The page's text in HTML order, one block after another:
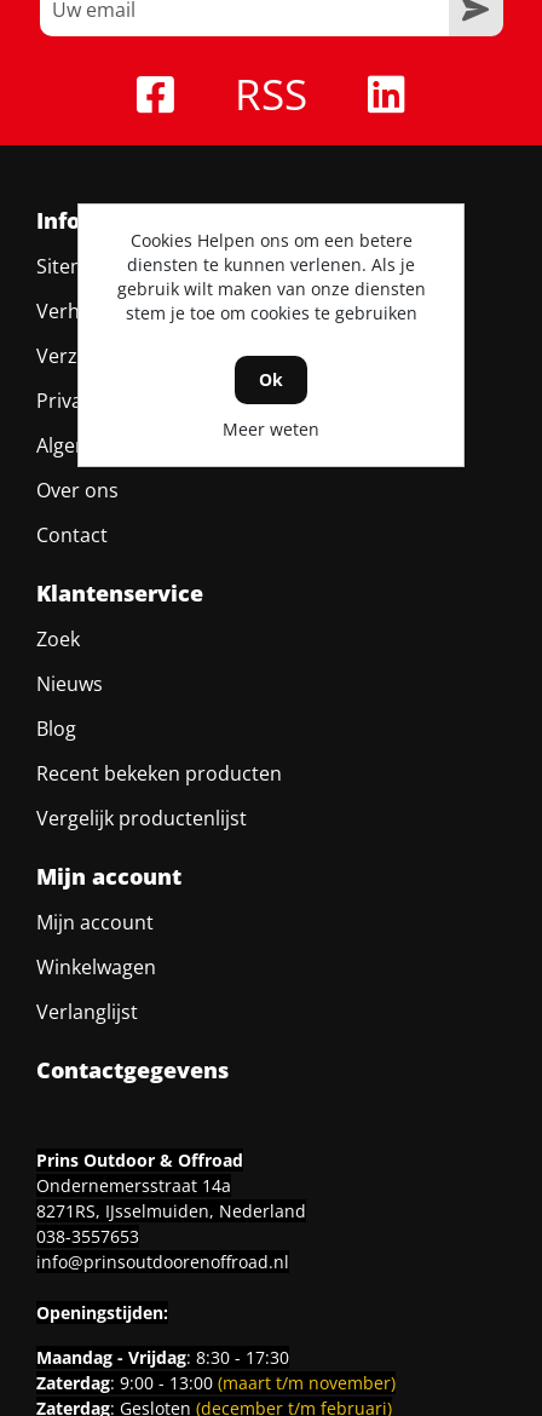
RSS
Informatie
Sitemap
Verhuurvoorwaarden
Verzending & retour
Privacy policy
Algemene voorwaarden
Over ons
Contact
Klantenservice
Zoek
Nieuws
Blog
Recent bekeken producten
Vergelijk productenlijst
Mijn account
Mijn account
Winkelwagen
Verlanglijst
Contactgegevens
Prins Outdoor & Offroad
Ondernemersstraat 14a
8271RS, IJsselmuiden, Nederland
038-3557653
info@prinsoutdoorenoffroad.nl
Openingstijden:
Maandag - Vrijdag: 8:30 - 17:30
Zaterdag: 9:00 - 13:00 (maart t/m november)
Zaterdag: Gesloten (december t/m februari)
Cookies Helpen ons om een betere
diensten te kunnen verlenen. Als je
gebruik wilt maken van onze diensten
stem je toe om cookies te gebruiken
Ok
Meer weten